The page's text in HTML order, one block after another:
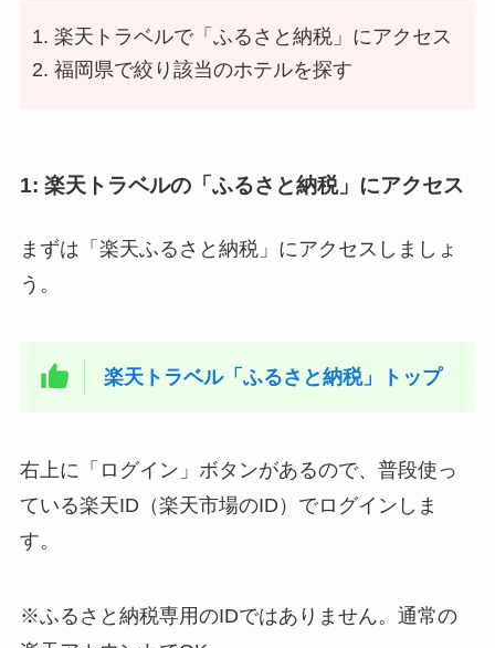
楽天トラベルで「ふるさと納税」にアクセス
福岡県で絞り該当のホテルを探す
1: 楽天トラベルの「ふるさと納税」にアクセス
まずは「楽天ふるさと納税」にアクセスしましょ
う。
楽天トラベル「ふるさと納税」トップ
右上に「ログイン」ボタンがあるので、普段使っ
ている楽天ID（楽天市場のID）でログインしま
す。
※ふるさと納税専用のIDではありません。通常の